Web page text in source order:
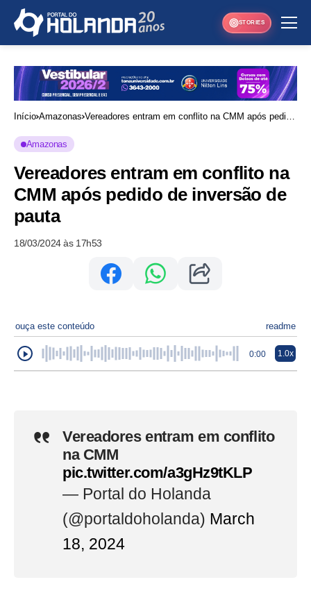
STORIES
Início Amazonas Vereadores entram em conflito na CMM após pedido
Amazonas
Vereadores entram em conflito na
CMM após pedido de inversão de
pauta
18/03/2024 às 17h53
ouça este conteúdo readme
0:00 1.0x
Vereadores entram em conflito
na CMM
pic.twitter.com/a3gHz9tKLP
— Portal do Holanda
(@portaldoholanda) March
18, 2024